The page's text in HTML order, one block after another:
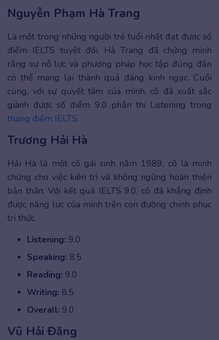
Nguyễn Phạm Hà Trang
Là một trong những người trẻ tuổi nhất đạt được số
điểm IELTS tuyệt đối, Hà Trang đã chứng minh
rằng sự nỗ lực và phương pháp học tập đúng đắn
có thể mang lại thành quả đáng kinh ngạc. Cuối
cùng, với sự quyết tâm của mình, cô đã xuất sắc
giành được số điểm 9.0 phần thi Listening trong
thang điểm IELTS.
Trương Hải Hà
Hải Hà là một cô gái sinh năm 1989, cô là minh
chứng cho việc kiên trì và không ngừng hoàn thiện
bản thân. Với kết quả IELTS 9.0, cô đã khẳng định
được năng lực của mình trên con đường chinh phục
tri thức.
Listening: 9.0
Speaking: 8.5
Reading: 9.0
Writing: 8.5
Overall: 9.0
Vũ Hải Đăng